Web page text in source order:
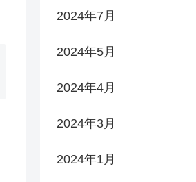
2024年7月
2024年5月
2024年4月
2024年3月
2024年1月